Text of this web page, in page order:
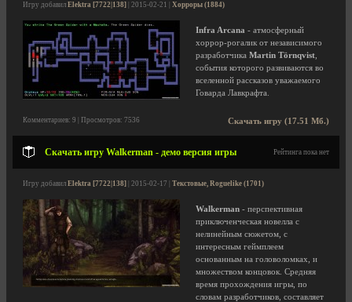
Игру добавил Elektra [7722|138] | 2015-02-21 | Хорроры (1884)
Infra Arcana - атмосферный
хоррор-рогалик от независимого
разработчика Martin Törnqvist
события которого развиваются во
вселенной рассказов уважаемого
Говарда Лавкрафта.
Скачать игру (17.51 Мб.)
Комментариев: 9 | Просмотров: 7536
Скачать игру Walkerman - демо версия игры Рейтинга пока нет
Игру добавил Elektra [7722|138] | 2015-02-17 | Текстовые, Roguelike (1701)
Walkerman - перспективная
приключенческая новелла с
нелинейным сюжетом, с
интересным геймплеем
основанным на головоломках, и
множеством концовок. Средняя
время прохождения игры, по
словам разработчиков, составляет